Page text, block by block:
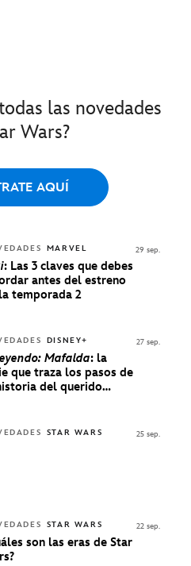
las novedades
Wars?
AQUÍ
MARVEL
: Las 3 claves que debes
antes del estreno
temporada 2
29 sep.
DISNEY+
Mafalda: la
que traza los pasos de
del querido
27 sep.
STAR WARS 25 sep.
STAR WARS
son las eras de Star
22 sep.